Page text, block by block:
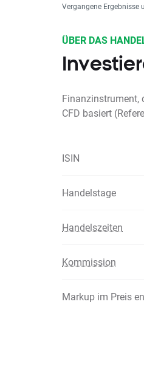
Vergangene
ÜBER DAS
Finanzinstrument,
CFD basiert
ISIN
Handelstage
Handelszeiten
Kommission
Markup im Preis